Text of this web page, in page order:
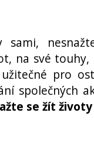
na své
pro
společných
se žít